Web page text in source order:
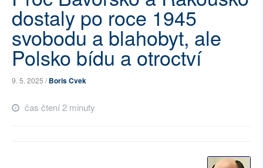
SOCIÁLNÍ SÍTĚ
RUBRIKY
PLNÁ VERZE STRÁNEK
dostaly po roce 1945
svobodu a blahobyt, ale
Polsko bídu a otroctví
9. 5. 2025 /Boris Cvek
čas čtení 2 minuty